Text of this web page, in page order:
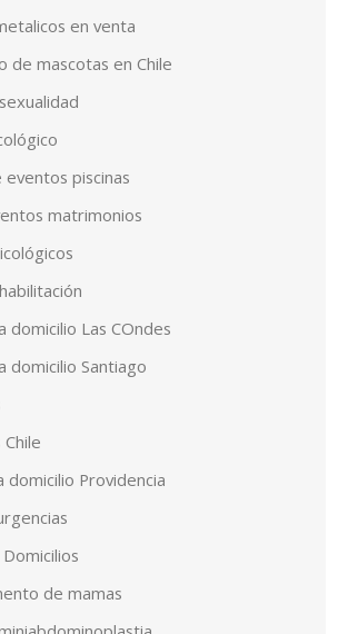
en venta
de mascotas en Chile
piscinas
matrimonios
domicilio Las COndes
domicilio Santiago
domicilio Providencia
de mamas